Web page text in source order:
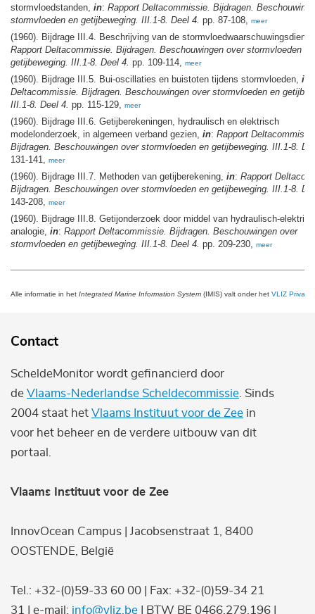
stormvloedstanden, in: Rapport Deltacommissie. Bijdragen.
stormvloeden en getijbeweging. III.1-8. Deel 4. pp. 87-108, meer
(1960). Bijdrage III.4. Beschrijving van de
Rapport Deltacommissie. Bijdragen. Beschouwingen over stormvloeden en
getijbeweging. III.1-8. Deel 4. pp. 109-114, meer
(1960). Bijdrage III.5. Bui-oscillaties en buistoten tijdens stormvloeden, in
Deltacommissie. Bijdragen. Beschouwingen over stormvloeden en
III.1-8. Deel 4. pp. 115-129, meer
(1960). Bijdrage III.6. Getijberekeningen, hydraulisch en elektrisch
modelonderzoek, in algemeen verband gezien, in: Rapport
Bijdragen. Beschouwingen over stormvloeden en getijbeweging. III.1-8.
131-141,
meer
(1960). Bijdrage III.7. Methoden van getijberekening, in: Rapport
Bijdragen. Beschouwingen over stormvloeden en getijbeweging. III.1-8.
143-208,
meer
(1960). Bijdrage III.8. Getijonderzoek door middel van hydraulisch-
analogie, in: Rapport Deltacommissie. Bijdragen. Beschouwingen over
stormvloeden en getijbeweging. III.1-8. Deel 4. pp. 209-230, meer
Alle informatie in het Integrated Marine Information System (IMIS) valt onder het VLIZ Privacy
Contact
ScheldeMonitor wordt gefinancierd door
de Vlaams-Nederlandse Scheldecommissie . Sinds
2004 staat het Vlaams Instituut voor de Zee in
voor het beheer en de verdere uitbouw van dit
portaal.
Vlaams Instituut voor de Zee
InnovOcean Campus | Jacobsenstraat 1, 8400
OOSTENDE, België
Tel.: +32-(0)59-33 60 00 | Fax: +32-(0)59-34 21
31 | e-mail: info@vliz.be | BTW BE 0466.279.196 |